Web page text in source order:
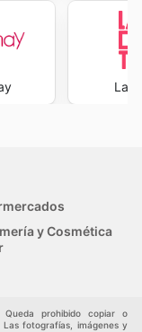
La
y Cosmética
prohibido copiar o
fotografías, imágenes y